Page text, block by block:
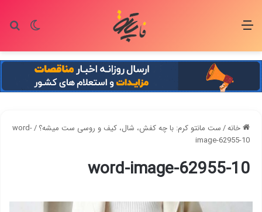
تغییر منو
خانه/ست مانتو کرم: با چه کفش، شال، کیف و روسی ست میشه؟/
word-
image-62955-10
word-image-62955-10